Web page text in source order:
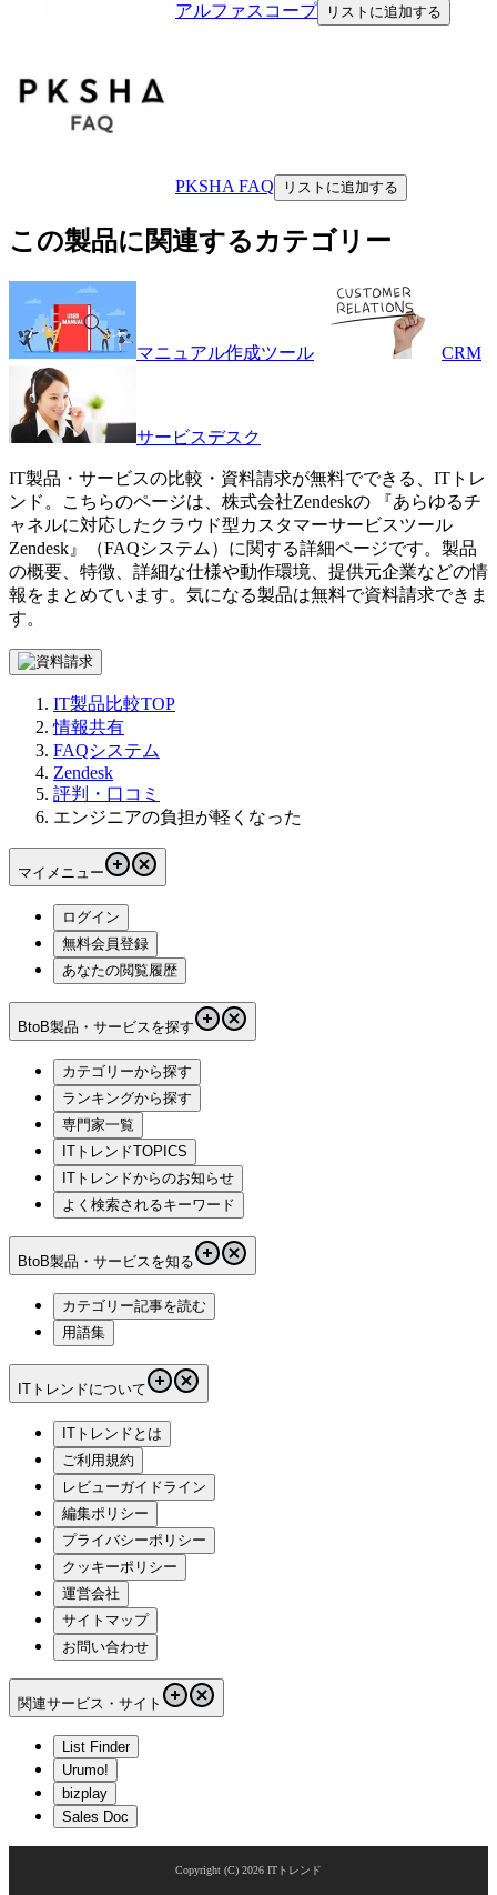
アルファスコープ リストに追加する
PKSHA FAQ リストに追加する
この製品に関連するカテゴリー
マニュアル作成ツール CRM
サービスデスク
IT製品・サービスの比較・資料請求が無料でできる、ITトレ
ンド。こちらのページは、 株式会社Zendeskの 『あらゆるチ
ャネルに対応したクラウド型カスタマーサービスツール
Zendesk 』（FAQシステム ）に関する詳細ページです。製品
の概要、特徴、詳細な仕様や動作環境、提供元企業などの情
報をまとめています。気になる製品は無料で資料請求できま
す。
IT製品比較TOP
情報共有
FAQシステム
Zendesk
評判・口コミ
エンジニアの負担が軽くなった
マイメニュー
ログイン
無料会員登録
あなたの閲覧履歴
BtoB製品・サービスを探す
カテゴリーから探す
ランキングから探す
専門家一覧
ITトレンドTOPICS
ITトレンドからのお知らせ
よく検索されるキーワード
BtoB製品・サービスを知る
カテゴリー記事を読む
用語集
ITトレンドについて
ITトレンドとは
ご利用規約
レビューガイドライン
編集ポリシー
プライバシーポリシー
クッキーポリシー
運営会社
サイトマップ
お問い合わせ
関連サービス・サイト
List Finder
Urumo!
bizplay
Sales Doc
Copyright (C) 2026 ITトレンド